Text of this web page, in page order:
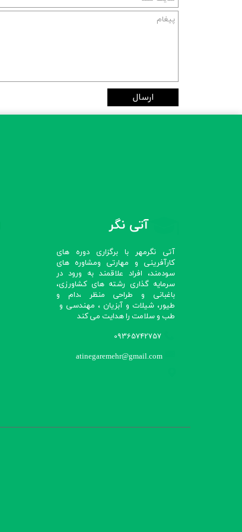
ارسال
آتی نگر
آتی نگرمهر با برگزاری دوره های
کارآفرینی و مهارتی ومشاوره های
سودمند، افراد علاقمند به ورود در
سرمایه گذاری رشته های کشاورزی،
باغبانی و طراحی منظر ،دام و
طیور، شیلات و آبزیان ، مهندسی و
طب و سلامت را هدایت می کند​​​​​​​
09365742757
atinegaremehr@gmail.com